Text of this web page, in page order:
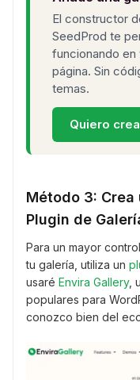
El constructor
SeedProd te
funcionando en
página. Sin
temas.
Quiero
Método 3: Crea
Plugin de
Para un mayor
tu galería, utiliza un
usaré Envira Gallery,
populares para
conozco bien del